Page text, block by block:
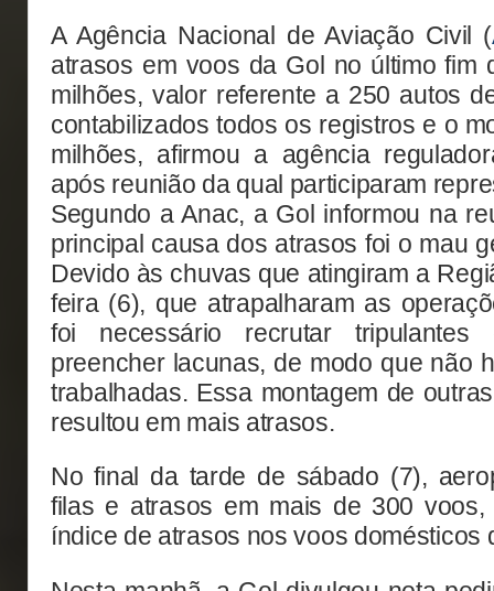
A Agência Nacional de Aviação Civil (
atrasos em voos da Gol no último fim
milhões, valor referente a 250 autos
contabilizados todos os registros e o
milhões, afirmou a agência
após reunião da qual participaram
Segundo a Anac, a Gol informou na
principal causa dos atrasos foi o mau
Devido às chuvas que atingiram a
feira (6), que atrapalharam as
foi necessário recrutar
preencher lacunas, de modo que não
trabalhadas. Essa montagem de
resultou em mais atrasos.
No final da tarde de sábado (7),
filas e atrasos em mais de 300
índice de atrasos nos voos domésticos